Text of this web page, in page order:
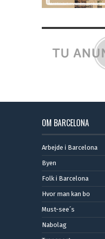
OM BARCELONA
Arbejde i Barcelona
Byen
Folk i Barcelona
Hvor man kan bo
Must-see´s
Nabolag